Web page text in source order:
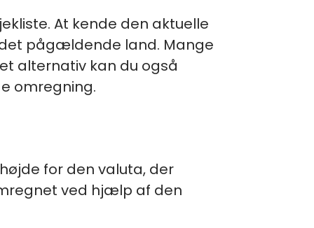
At kende den aktuelle
pågældende land. Mange
alternativ kan du også
omregning.
for den valuta, der
ved hjælp af den